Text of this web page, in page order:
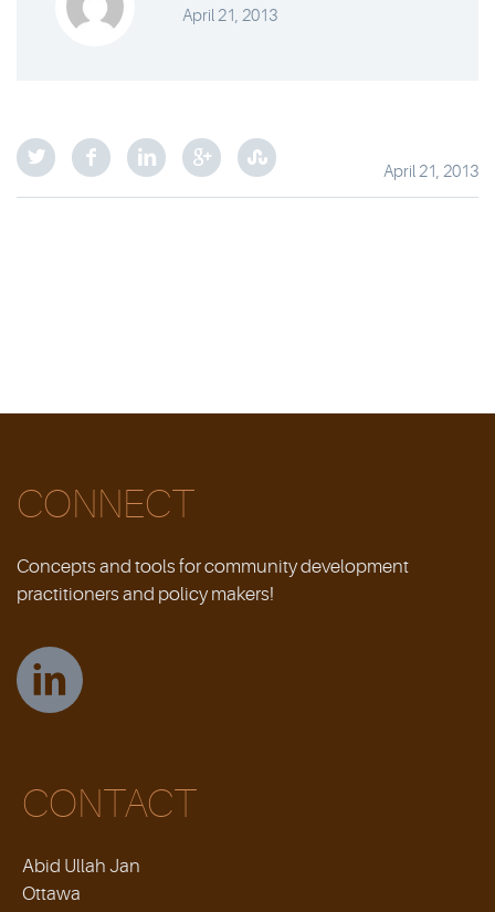
April 21, 2013
April 21, 2013
CONNECT
Concepts and tools for community development
practitioners and policy makers!
CONTACT
Abid Ullah Jan
Ottawa